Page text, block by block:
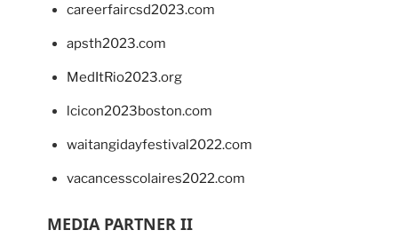
careerfaircsd2023.com
apsth2023.com
MedItRio2023.org
lcicon2023boston.com
waitangidayfestival2022.com
vacancesscolaires2022.com
MEDIA PARTNER II